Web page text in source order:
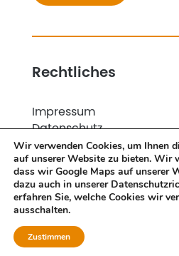
Rechtliches
Impressum
Datenschutz
Unsere AGB
Nachweis gem. §13b(2)
Freistellungsbesch. gem.
© 1795 – 2026
Wir verwenden Cookies, um Ihnen
auf unserer Website zu bieten. Wir
dass wir Google Maps auf unserer
dazu auch in unserer
erfahren Sie, welche Cookies wir
ausschalten.
Zustimmen